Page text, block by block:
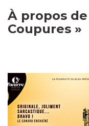
À propos
Coupures »